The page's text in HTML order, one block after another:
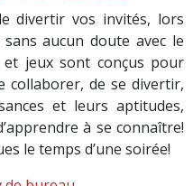
divertir vos invités, lors
aucun doute avec le
jeux sont conçus pour
collaborer, de se divertir,
et leurs aptitudes,
à se connaître!
le temps d’une soirée!